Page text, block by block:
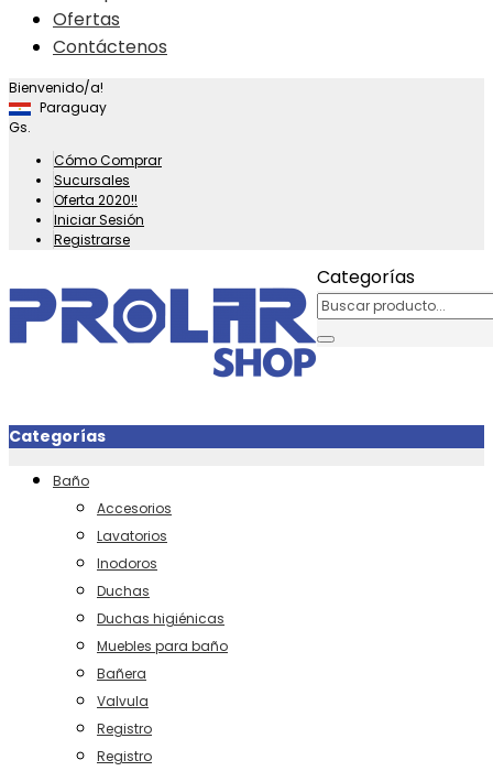
Ofertas
Contáctenos
Bienvenido/a!
Paraguay
Gs.
Cómo Comprar
Sucursales
Oferta 2020!!
Iniciar Sesión
Registrarse
Categorías
Categorías
Baño
Accesorios
Lavatorios
Inodoros
Duchas
Duchas higiénicas
Muebles para baño
Bañera
Valvula
Registro
Registro